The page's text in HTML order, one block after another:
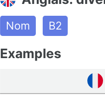
Nom B2
Examples